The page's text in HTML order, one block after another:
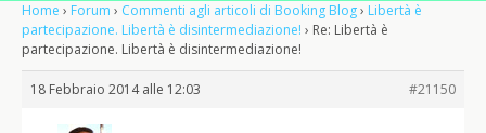
Home › Forum › Commenti agli articoli di Booking Blog› Libertà è
partecipazione. Libertà è disintermediazione! › Re: Libertà è
partecipazione. Libertà è disintermediazione!
18 Febbraio 2014 alle 12:03 #21150